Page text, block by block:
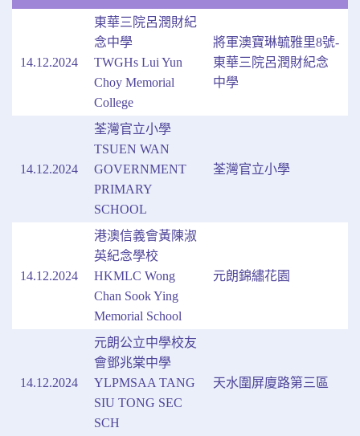
14.12.2024
東華三院呂潤財紀
念中學
TWGHs Lui Yun
Choy Memorial
College
將軍澳寶琳毓雅里8號-
東華三院呂潤財紀念
中學
14.12.2024
荃灣官立小學
TSUEN WAN
GOVERNMENT
PRIMARY
SCHOOL
荃灣官立小學
14.12.2024
港澳信義會黃陳淑
英紀念學校
HKMLC Wong
Chan Sook Ying
Memorial School
元朗錦繡花園
14.12.2024
元朗公立中學校友
會鄧兆棠中學
YLPMSAA TANG
SIU TONG SEC
SCH
天水圍屏廈路第三區